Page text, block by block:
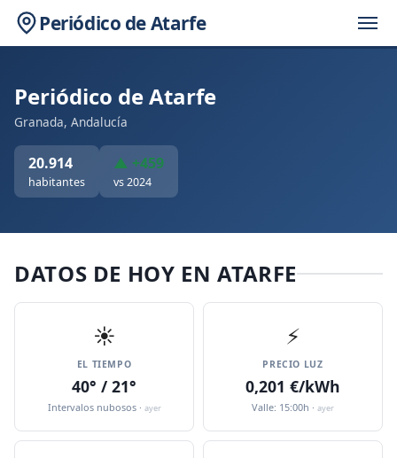
Periódico de Atarfe
Periódico de Atarfe
Granada, Andalucía
20.914
habitantes
▲ +459
vs 2024
DATOS DE HOY EN ATARFE
☀️
EL TIEMPO
40° / 21°
Intervalos nubosos · ayer
⚡
PRECIO LUZ
0,201 €/kWh
Valle: 15:00h · ayer